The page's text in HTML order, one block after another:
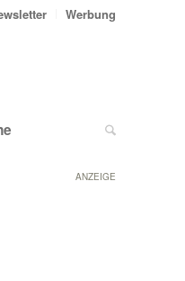
Werbung
ANZEIGE